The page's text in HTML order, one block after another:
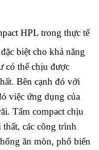
HPL trong thực tế
biệt cho khả năng
có thể chịu được
Bên cạnh đó với
việc ứng dụng của
Tấm compact chịu
các công trình
ăn mòn, phổ biến